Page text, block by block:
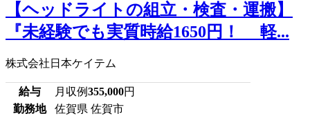
【ヘッドライトの組立・検査・運搬】
『未経験でも実質時給1650円！ 軽...
株式会社日本ケイテム
給与 月収例355,000円
勤務地
佐賀県 佐賀市